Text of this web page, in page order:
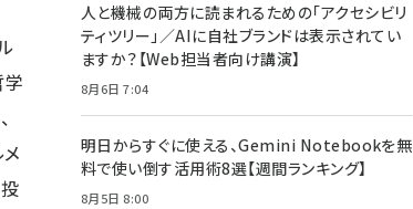
学
人と機械の両方に読まれるための「アクセシビリ
ティツリー」／AIに自社ブランドは表示されてい
ますか？【Web担当者向け講演】
8月6日 7:04
明日からすぐに使える、Gemini Notebookを無
料で使い倒す活用術8選【週間ランキング】
8月5日 8:00